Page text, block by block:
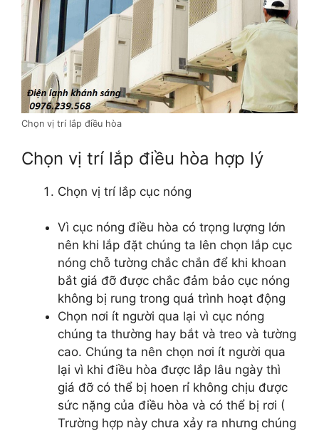
Chọn vị trí lắp điều hòa
Chọn vị trí lắp điều hòa hợp lý
Chọn vị trí lắp cục nóng
Vì cục nóng điều hòa có trọng lượng lớn
nên khi lắp đặt chúng ta lên chọn lắp cục
nóng chỗ tường chắc chắn để khi khoan
bắt giá đỡ được chắc đảm bảo cục nóng
không bị rung trong quá trình hoạt động
Chọn nơi ít người qua lại vì cục nóng
chúng ta thường hay bắt và treo và tường
cao. Chúng ta nên chọn nơi ít người qua
lại vì khi điều hòa được lắp lâu ngày thì
giá đỡ có thể bị hoen rỉ không chịu được
sức nặng của điều hòa và có thể bị rơi (
Trường hợp này chưa xảy ra nhưng chúng